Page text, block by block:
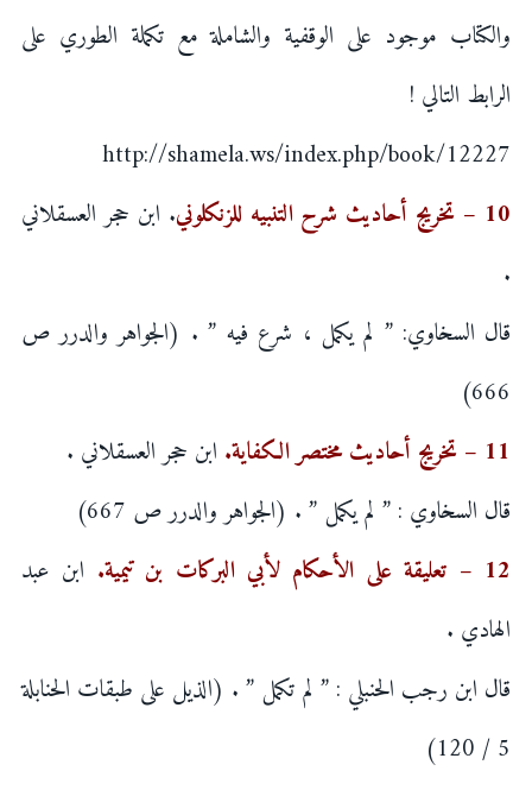
والكتاب موجود على الوقفية والشاملة مع تكملة الطوري على
الرابط التالي !
http://shamela.ws/index.php/book/12227
10 – تخريج أحاديث شرح التنبيه للزنكلوني
. ابن حجر العسقلاني
.
قال السخاوي: ” لم يكمل ، شرع فيه ” . (الجواهر والدرر ص
666)
11 – تخريج أحاديث مختصر الكفاية.
ابن حجر العسقلاني .
قال السخاوي : ” لم يكمل ” . (الجواهر والدرر ص 667)
12 – تعليقة على الأحكام لأبي البركات بن تيمية.
ابن عبد
الهادي .
قال ابن رجب الحنبلي : ” لم تكمل ” . (الذيل على طبقات الحنابلة
5 / 120)